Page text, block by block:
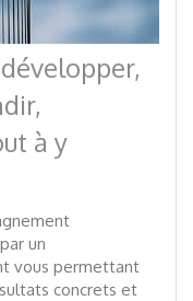
à y
un
vous permettant
concrets et